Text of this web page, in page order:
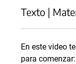
Texto |
En este video
para